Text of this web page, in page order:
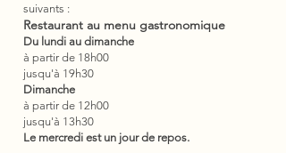
suivants :
Restaurant au menu gastronomique
Du lundi au dimanche
à partir de 18h00
jusqu'à 19h30
Dimanche
à partir de 12h00
jusqu'à 13h30
Le mercredi est un jour de repos.